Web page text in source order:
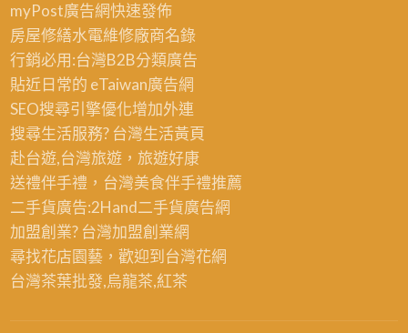
myPost廣告網快速發佈
房屋修繕水電維修廠商名錄
行銷必用:台灣B2B分類廣告
貼近日常的 eTaiwan廣告網
SEO搜尋引擎優化增加外連
搜尋生活服務? 台灣生活黃頁
赴台遊,台灣旅遊，旅遊好康
送禮伴手禮，台灣美食伴手禮推薦
二手貨廣告:2Hand二手貨廣告網
加盟創業? 台灣加盟創業網
尋找花店園藝，歡迎到 台灣花網
台灣茶葉批發,烏龍茶,紅茶